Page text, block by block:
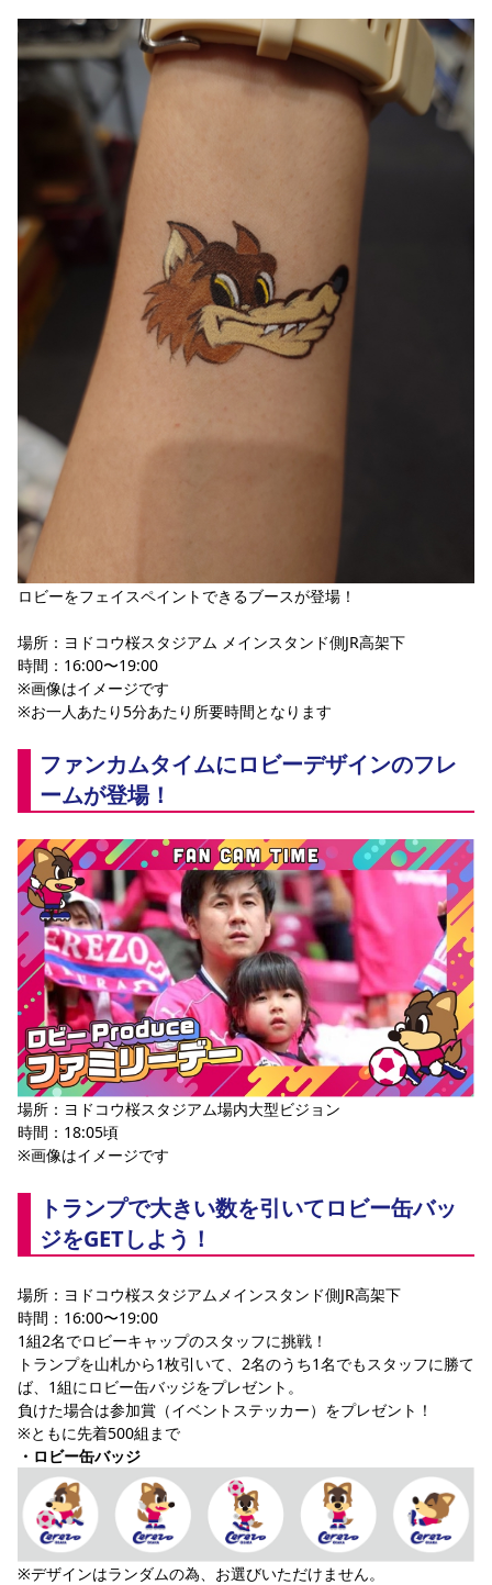
ロビーをフェイスペイントできるブースが登場！
場所：ヨドコウ桜スタジアム メインスタンド側JR高架下
時間：16:00〜19:00
※画像はイメージです
※お一人あたり5分あたり所要時間となります
ファンカムタイムにロビーデザインのフレ
ームが登場！
場所：ヨドコウ桜スタジアム場内大型ビジョン
時間：18:05頃
※画像はイメージです
トランプで大きい数を引いてロビー缶バッ
ジをGETしよう！
場所：ヨドコウ桜スタジアムメインスタンド側JR高架下
時間：16:00〜19:00
1組2名でロビーキャップのスタッフに挑戦！
トランプを山札から1枚引いて、2名のうち1名でもスタッフに勝て
ば、1組にロビー缶バッジをプレゼント。
負けた場合は参加賞（イベントステッカー）をプレゼント！
※ともに先着500組まで
・ロビー缶バッジ
※デザインはランダムの為、お選びいただけません。